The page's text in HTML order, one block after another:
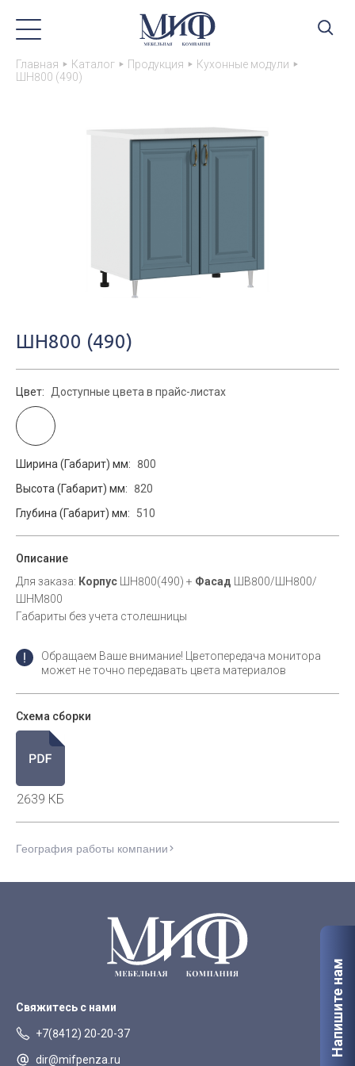
Главная Каталог Продукция
Кухонные модули
ШН800 (490)
ШН800 (490)
Цвет: Доступные цвета в прайс-листах
Ширина (Габарит) мм:
800
Высота (Габарит) мм:
820
Глубина (Габарит) мм:
510
Описание
Для заказа: Корпус ШН800(490) + Фасад ШВ800/ШН800/
ШНМ800
Габариты без учета столешницы
Обращаем Ваше внимание! Цветопередача монитора
может не точно передавать цвета материалов
Схема сборки
2639 КБ
География работы компании
Свяжитесь с нами
+7(8412) 20-20-37
dir@mifpenza.ru
Напишите нам